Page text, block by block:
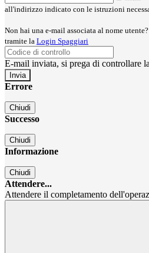
all'indirizzo indicato con le istruzioni
Non hai una e-mail associata al nome
tramite la Login Spaggiari
E-mail inviata, si prega di controllare
Errore
Chiudi
Successo
Chiudi
Informazione
Chiudi
Attendere...
Attendere il completamento